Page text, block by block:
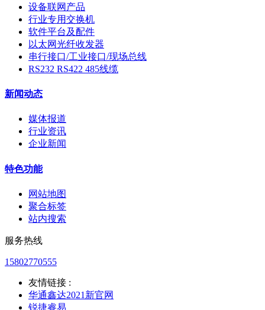
设备联网产品
行业专用交换机
软件平台及配件
以太网光纤收发器
串行接口/工业接口/现场总线
RS232 RS422 485线缆
新闻动态
媒体报道
行业资讯
企业新闻
特色功能
网站地图
聚合标签
站内搜索
服务热线
15802770555
友情链接 :
华通鑫达2021新官网
锐捷睿易